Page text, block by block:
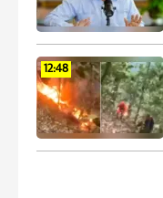
12:48